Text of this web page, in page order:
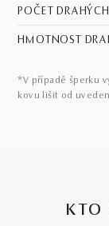
POČET
HMOTNOST
*V případě šperku
kovu lišit od
KTO